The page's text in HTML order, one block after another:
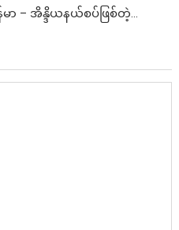
မာ – အိန္ဒိယနယ်စပ်ဖြစ်တဲ့...